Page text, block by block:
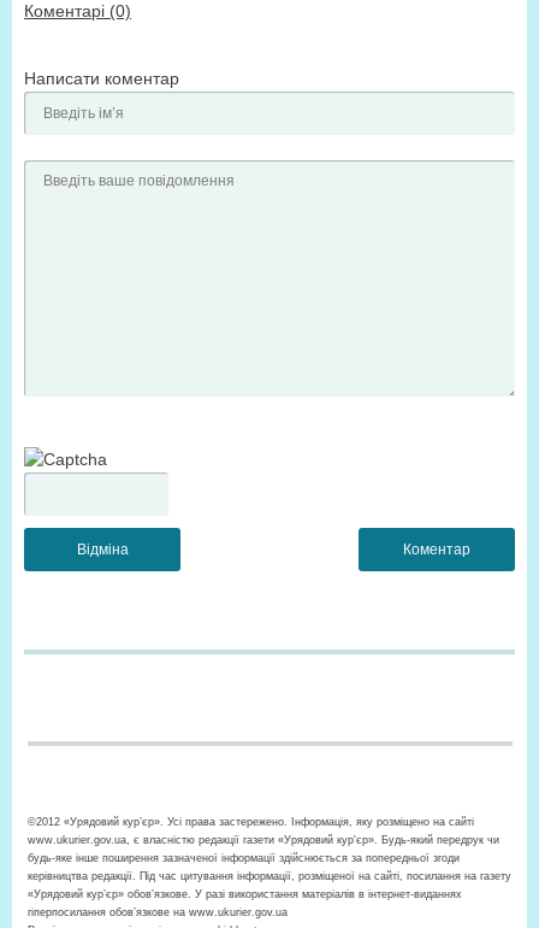
Коментарі (0)
Написати коментар
©2012 «Урядовий кур’єр». Усі права застережено. Інформація, яку розміщено на сайті
www.ukurier.gov.ua, є власністю редакції газети «Урядовий кур'єр». Будь-який передрук чи
будь-яке інше поширення зазначеної інформації здійснюється за попередньої згоди
керівництва редакції. Під час цитування інформації, розміщеної на сайті, посилання на газету
«Урядовий кур’єр» обов'язкове. У разі використання матеріалів в інтернет-виданнях
гіперпосилання обов’язкове на www.ukurier.gov.ua